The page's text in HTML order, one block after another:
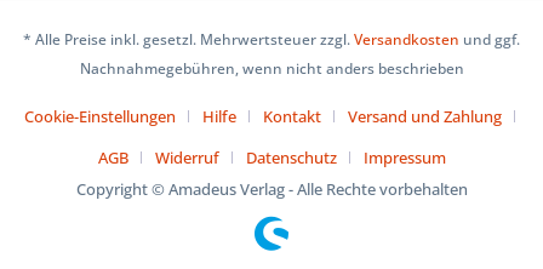
* Alle Preise inkl. gesetzl. Mehrwertsteuer zzgl.Versandkosten und ggf.
Nachnahmegebühren, wenn nicht anders beschrieben
Cookie-Einstellungen Hilfe Kontakt
Versand und Zahlung
AGB
Widerruf Datenschutz
Impressum
Copyright © Amadeus Verlag - Alle Rechte vorbehalten